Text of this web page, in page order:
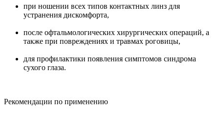
при ношении всех типов контактных линз для
устранения дискомфорта,
после офтальмологических хирургических операций, а
также при повреждениях и травмах роговицы,
для профилактики появления симптомов синдрома
сухого глаза.
Рекомендации по применению